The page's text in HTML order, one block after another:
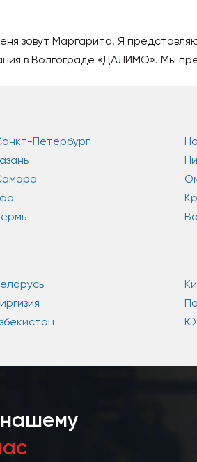
зовут Маргарита! Я
в Волгограде «ДАЛИМО». Мы
Петербург
нашему